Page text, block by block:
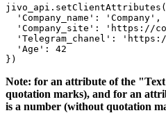
  'Company_name': 'Company',
'Company_site': 'https://
'Telegram_chanel':
  'Age': 42
Note: for an attribute of the
quotation marks), and for an
is a number (without quotation